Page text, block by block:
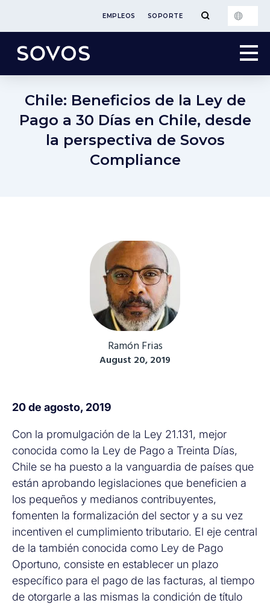
EMPLEOS SOPORTE
Chile: Beneficios de la Ley de
Pago a 30 Días en Chile, desde
la perspectiva de Sovos
Compliance
Ramón Frias
August 20, 2019
20 de agosto, 2019
Con la promulgación de la Ley 21.131, mejor
conocida como la Ley de Pago a Treinta Días,
Chile se ha puesto a la vanguardia de países que
están aprobando legislaciones que beneficien a
los pequeños y medianos contribuyentes,
fomenten la formalización del sector y a su vez
incentiven el cumplimiento tributario. El eje central
de la también conocida como Ley de Pago
Oportuno, consiste en establecer un plazo
específico para el pago de las facturas, al tiempo
de otorgarle a las mismas la condición de título